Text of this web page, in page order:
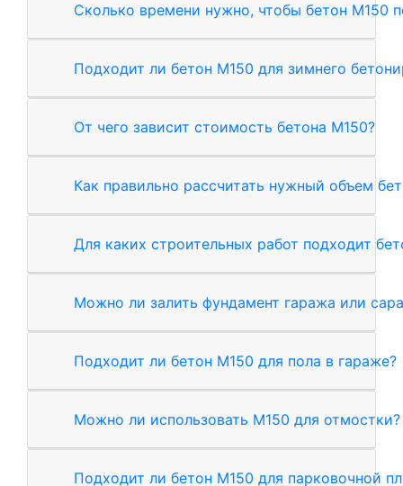
Сколько времени нужно, чтобы бетон М150
Подходит ли бетон М150 для зимнего
От чего зависит стоимость бетона М150?
Как правильно рассчитать нужный объем
Для каких строительных работ подходит
Можно ли залить фундамент гаража или
Подходит ли бетон М150 для пола в гараже?
Можно ли использовать М150 для отмостки?
Подходит ли бетон М150 для парковочной